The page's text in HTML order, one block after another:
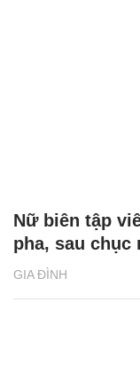
GIA ĐÌNH
Nữ biên tập
pha, sau chục